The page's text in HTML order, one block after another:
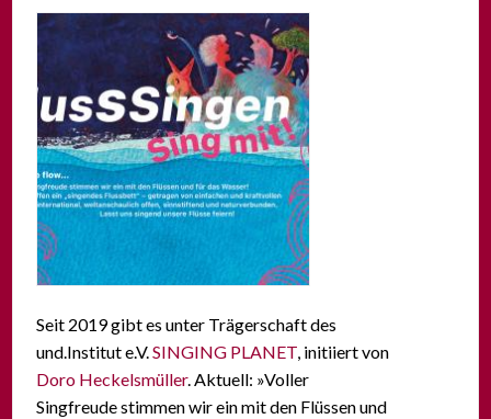
Seit 2019 gibt es unter Trägerschaft des
und.Institut e.V.SINGING PLANET, initiiert von
Doro Heckelsmüller. Aktuell: »Voller
Singfreude stimmen wir ein mit den Flüssen und